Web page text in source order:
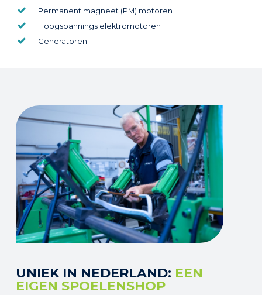
Permanent magneet (PM) motoren
Hoogspannings elektromotoren
Generatoren
UNIEK IN NEDERLAND: EEN
EIGEN SPOELENSHOP